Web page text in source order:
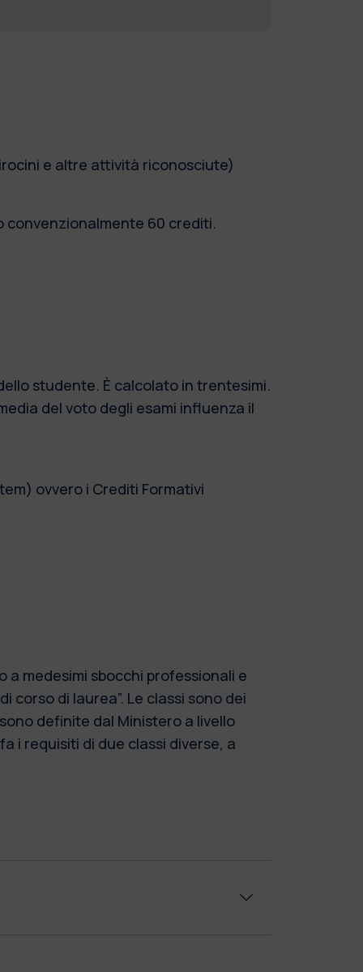
e altre attività riconosciute)
convenzionalmente 60 crediti.
studente. È calcolato in trentesimi.
del voto degli esami influenza il
ovvero i Crediti Formativi
medesimi sbocchi professionali e
corso di laurea”. Le classi sono dei
definite dal Ministero a livello
i requisiti di due classi diverse, a